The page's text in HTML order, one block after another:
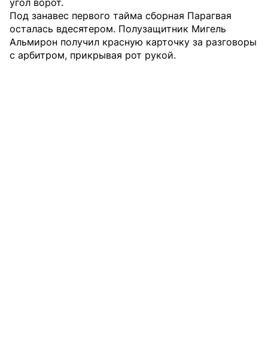
Под занавес первого тайма сборная Парагвая
осталась вдесятером. Полузащитник Мигель
Альмирон получил красную карточку за разговоры
с арбитром, прикрывая рот рукой.